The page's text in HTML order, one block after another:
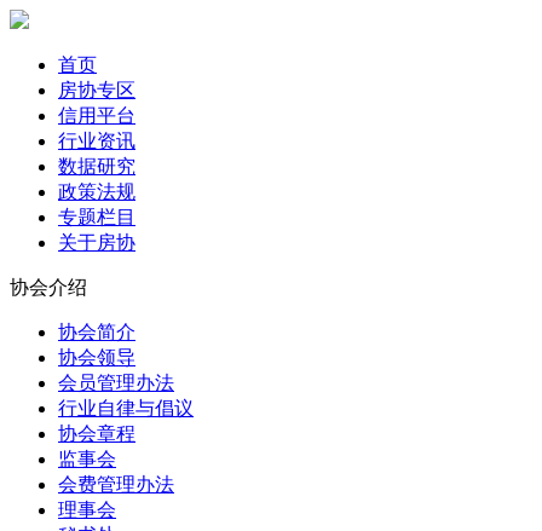
首页
房协专区
信用平台
行业资讯
数据研究
政策法规
专题栏目
关于房协
协会介绍
协会简介
协会领导
会员管理办法
行业自律与倡议
协会章程
监事会
会费管理办法
理事会